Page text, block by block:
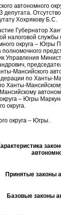
автономного
Хохрякову Б.С.
Губернатор
налоговой
округа –
Управления
Мансийского
по Ханты-
Ханты-
– Югры
округа.
округа – Югры.
Принятые законы
Базовые законы